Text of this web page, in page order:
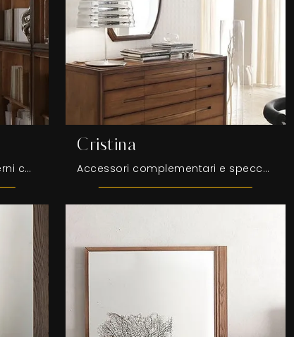
Desideri completare i tuoi interni con i Complementi Fasolin? Eccoti diversi modelli di specchi in legno come Cristina Quadrata.
Cristina
Accessori complementari e specchi Fasolin: scopri come valorizzare i tuoi spazi moderni con il modello Cristina.